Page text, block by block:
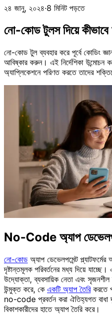
২৪ জানু, ২০২৪·8 মিনিট পড়তে
নো-কোড টুলস দিয়ে কীভাবে
নো-কোড টুল ব্যবহার করে পূর্বে কোডিং
আবিষ্কার করুন। এই নির্দেশিকা উন্মোচন
অ্যাপ্লিকেশনে পরিণত করতে তাদের
No-Code অ্যাপ
নো-কোড অ্যাপ ডেভেলপমেন্ট
দৃষ্টান্তমূলক পরিবর্তনের মধ্য দিয়ে
উদ্যোক্তা, ব্যবসায়িক নেতা এবং সৃজনশীল
উন্মুক্ত করে, কে একটি অ্যাপ তৈরিকরতে
no-code প্রবর্তন করা ঐতিহ্যগত বাধা
বিকাশকারীদের হাতে অ্যাপ তৈরি করে।